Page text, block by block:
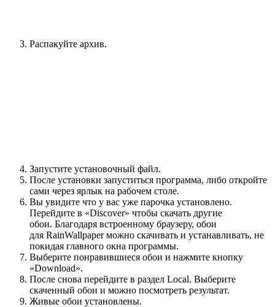
Распакуйте архив.
Запустите установочный файл.
После установки запуститься программа, либо откройте
сами через ярлык на рабочем столе.
Вы увидите что у вас уже парочка установлено.
Перейдите в «Discover» чтобы скачать другие
обои. Благодаря встроенному браузеру, обои
для RainWallpaper можно скачивать и устанавливать, не
покидая главного окна программы.
Выберите понравившиеся обои и нажмите кнопку
«Download».
После снова перейдите в раздел Local. Выберите
скаченный обои и можно посмотреть результат.
Живые обои установлены.